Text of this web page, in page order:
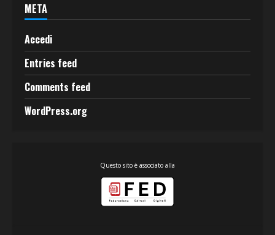
META
Accedi
Entries feed
Comments feed
WordPress.org
Questo sito è associato alla